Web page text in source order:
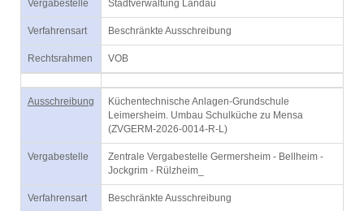
Vergabestelle Stadtverwaltung Landau
Verfahrensart Beschränkte Ausschreibung
Rechtsrahmen VOB
Ausschreibung
Küchentechnische Anlagen-Grundschule
Leimersheim. Umbau Schulküche zu Mensa
(ZVGERM-2026-0014-R-L)
Vergabestelle
Zentrale Vergabestelle Germersheim - Bellheim -
Jockgrim - Rülzheim_
Verfahrensart Beschränkte Ausschreibung